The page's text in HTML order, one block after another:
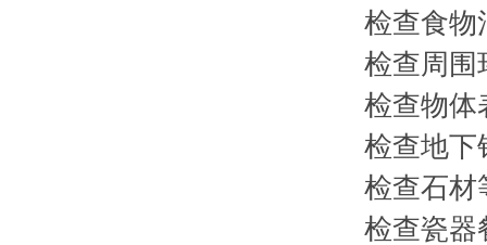
检查食物
检查周围
检查物体
检查地下
检查石材
检查瓷器